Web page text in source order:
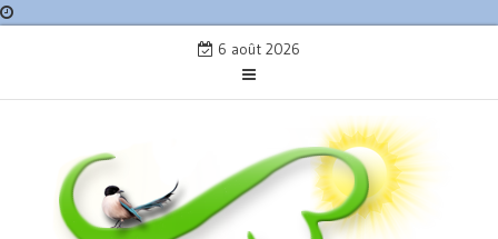
6 août 2026
COLLÈGE BEAULIEU –
CHÂTEAUROUX